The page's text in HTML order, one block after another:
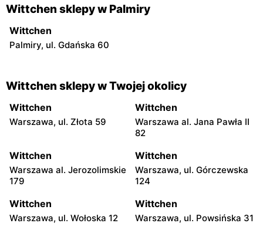
Wittchen sklepy w Palmiry
Wittchen
Palmiry, ul. Gdańska 60
Wittchen sklepy w Twojej okolicy
Wittchen
Warszawa, ul. Złota 59
Wittchen
Warszawa al. Jana Pawła II
82
Wittchen
Warszawa al. Jerozolimskie
179
Wittchen
Warszawa, ul. Górczewska
124
Wittchen
Warszawa, ul. Wołoska 12
Wittchen
Warszawa, ul. Powsińska 31